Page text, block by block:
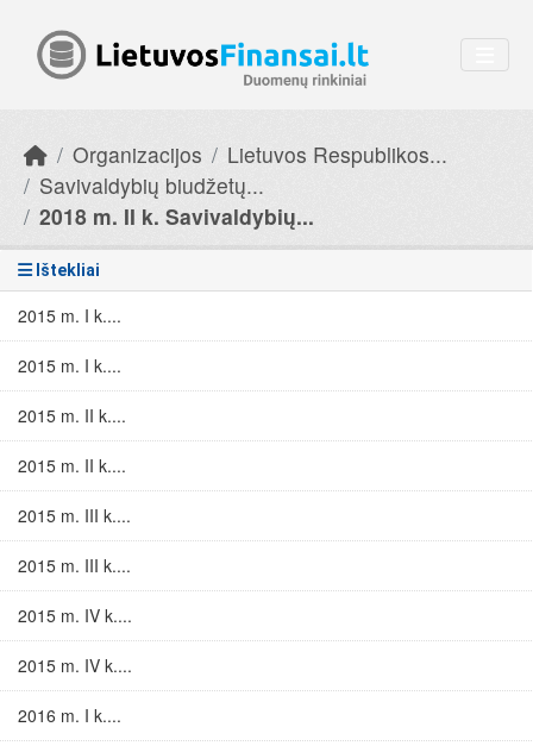
Organizacijos
Lietuvos Respublikos...
Savivaldybių biudžetų...
2018 m. II k. Savivaldybių...
Ištekliai
2015 m. I k....
2015 m. I k....
2015 m. II k....
2015 m. II k....
2015 m. III k....
2015 m. III k....
2015 m. IV k....
2015 m. IV k....
2016 m. I k....